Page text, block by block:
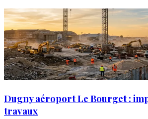
Dugny aéroport Le Bourget :
travaux